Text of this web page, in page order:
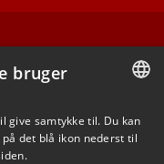
DANISH
bruger
give samtykke til. Du kan
det blå ikon nederst til